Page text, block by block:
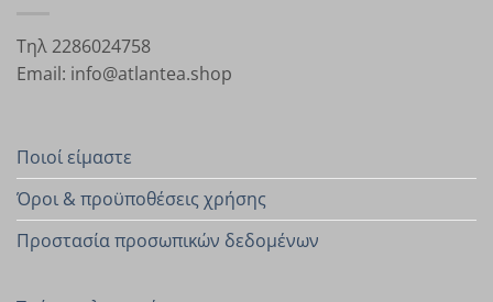
Τηλ 2286024758
Email: info@atlantea.shop
Ποιοί είμαστε
Όροι & προϋποθέσεις χρήσης
Προστασία προσωπικών δεδομένων